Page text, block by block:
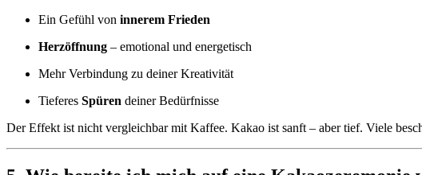
Ein Gefühl von innerem Frieden
Herzöffnung – emotional und energetisch
Mehr Verbindung zu deiner Kreativität
Tieferes Spüren deiner Bedürfnisse
Der Effekt ist nicht vergleichbar mit Kaffee. Kakao ist sanft – aber tief. Viele